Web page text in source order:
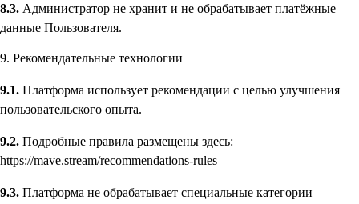
8.3. Администратор не хранит и не обрабатывает платёжные
данные Пользователя.
9. Рекомендательные технологии
9.1. Платформа использует рекомендации с целью улучшения
пользовательского опыта.
9.2. Подробные правила размещены здесь:
https://mave.stream/recommendations-rules
9.3. Платформа не обрабатывает специальные категории